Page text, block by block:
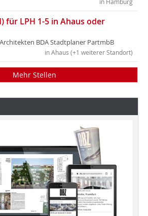
in Hamburg
für LPH 1-5 in Ahaus oder
BDA Stadtplaner PartmbB
in Ahaus (+1 weiterer Standort)
Mehr Stellen